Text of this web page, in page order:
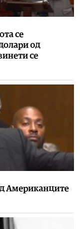
се
од
се
Американците